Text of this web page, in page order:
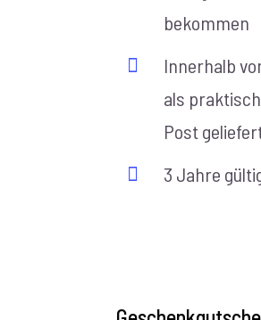
bekommen
Innerhalb
als
Post
3 Jahre